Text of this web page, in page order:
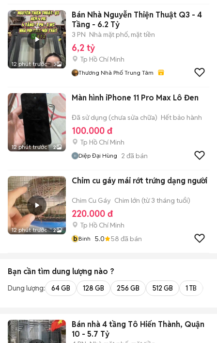
12 phút trước 3
Bán Nhà Nguyễn Thiện Thuật Q3 - 4
Tầng - 6.2 Tỷ
3 PN Nhà mặt phố, mặt tiền
6,2 tỷ
Tp Hồ Chí Minh
Thương Nhà Phố Trung Tâm
12 phút trước 2
Màn hình iPhone 11 Pro Max Lô Đen
Đã sử dụng (chưa sửa chữa) Hết bảo hành
100.000 đ
Tp Hồ Chí Minh
Diệp Đại Hùng 2 đã bán
12 phút trước 2
Chim cu gáy mái rớt trứng dạng người
Chim Cu Gáy Chim lớn (từ 3 tháng tuổi)
220.000 đ
Tp Hồ Chí Minh
bBinh 5.0 58 đã bán
Bạn cần tìm dung lượng nào ?
Dung lượng: 64 GB 128 GB 256 GB 512 GB 1 TB
Bán nhà 4 tầng Tô Hiến Thành, Quận
10 - 5.7 Tỷ